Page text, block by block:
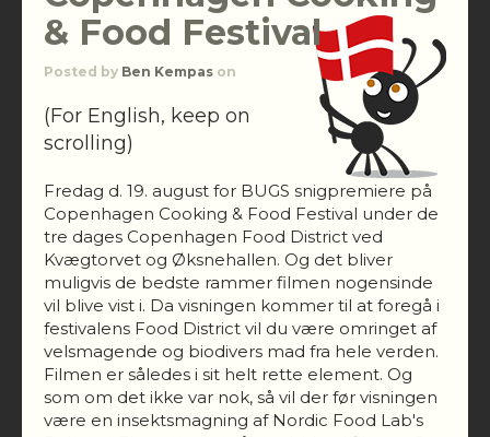
& Food Festival
Posted by Ben Kempas on
(For English, keep on
scrolling)
Fredag d. 19. august for BUGS snigpremiere på
Copenhagen Cooking & Food Festival under de
tre dages Copenhagen Food District ved
Kvægtorvet og Øksnehallen. Og det bliver
muligvis de bedste rammer filmen nogensinde
vil blive vist i. Da visningen kommer til at foregå i
festivalens Food District vil du være omringet af
velsmagende og biodivers mad fra hele verden.
Filmen er således i sit helt rette element. Og
som om det ikke var nok, så vil der før visningen
være en insektsmagning af Nordic Food Lab's